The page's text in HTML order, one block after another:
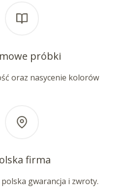
próbki
oraz nasycenie kolorów
firma
gwarancja i zwroty.